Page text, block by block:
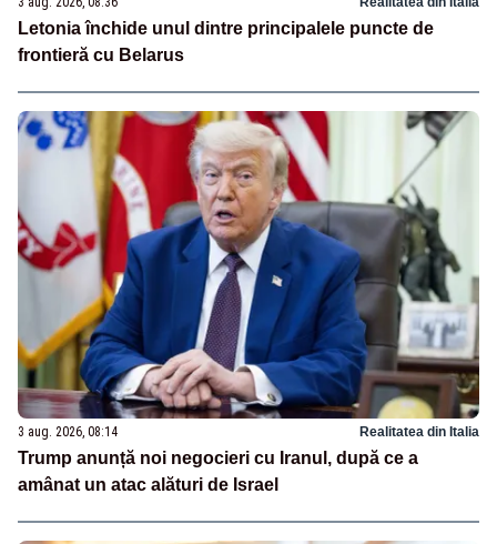
Letonia închide unul dintre principalele puncte de
frontieră cu Belarus
3 aug. 2026, 08:14 Realitatea din Italia
Trump anunță noi negocieri cu Iranul, după ce a
amânat un atac alături de Israel